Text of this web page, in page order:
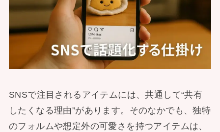
SNSで注目されるアイテムには、共通して“共有
したくなる理由”があります。そのなかでも、独特
のフォルムや想定外の可愛さを持つアイテムは、